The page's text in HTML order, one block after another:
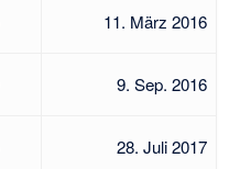
11. März 2016
9. Sep. 2016
28. Juli 2017